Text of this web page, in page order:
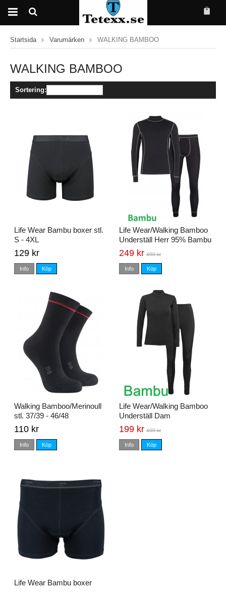
Startsida Varumärken WALKING BAMBOO
WALKING BAMBOO
Sortering:
Life Wear Bambu boxer stl.
S - 4XL
129 kr
Info Köp
Life Wear/Walking Bamboo
Underställ Herr 95% Bambu
249 kr 499 kr
Info Köp
Walking Bamboo/Merinoull
stl. 37/39 - 46/48
110 kr
Info Köp
Life Wear/Walking Bamboo
Underställ Dam
199 kr 499 kr
Info Köp
Life Wear Bambu boxer